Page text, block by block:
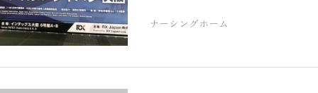
ナーシングホーム